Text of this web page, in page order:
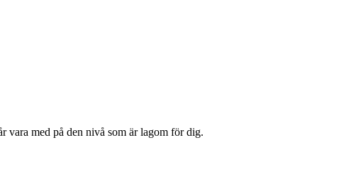
vara med på den nivå som är lagom för dig.